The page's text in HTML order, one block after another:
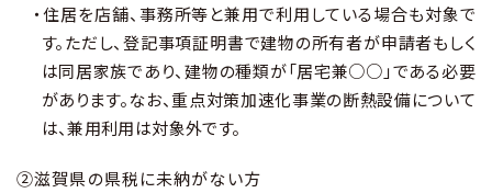
・住居を店舗、事務所等と兼用で利用している場合も対象で
す。ただし、登記事項証明書で建物の所有者が申請者もしく
は同居家族であり、建物の種類が「居宅兼○○」である必要
があります。なお、重点対策加速化事業の断熱設備について
は、兼用利用は対象外です。
②滋賀県の県税に未納がない方